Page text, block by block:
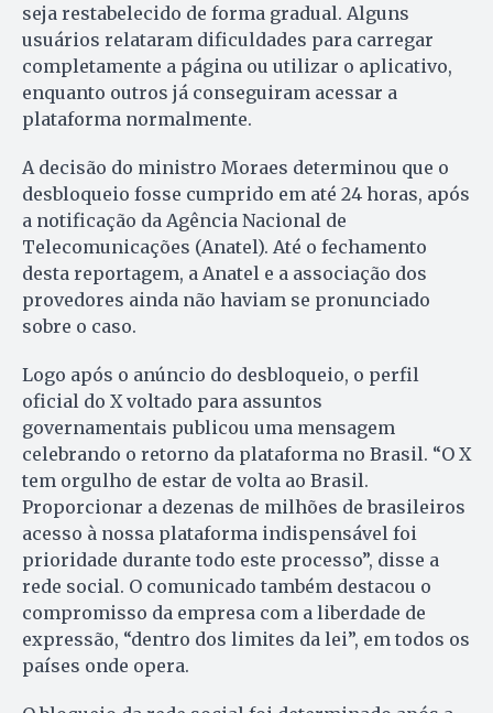
seja restabelecido de forma gradual. Alguns
usuários relataram dificuldades para carregar
completamente a página ou utilizar o aplicativo,
enquanto outros já conseguiram acessar a
plataforma normalmente.
A decisão do ministro Moraes determinou que o
desbloqueio fosse cumprido em até 24 horas, após
a notificação da Agência Nacional de
Telecomunicações (Anatel). Até o fechamento
desta reportagem, a Anatel e a associação dos
provedores ainda não haviam se pronunciado
sobre o caso.
Logo após o anúncio do desbloqueio, o perfil
oficial do X voltado para assuntos
governamentais publicou uma mensagem
celebrando o retorno da plataforma no Brasil. “O X
tem orgulho de estar de volta ao Brasil.
Proporcionar a dezenas de milhões de brasileiros
acesso à nossa plataforma indispensável foi
prioridade durante todo este processo”, disse a
rede social. O comunicado também destacou o
compromisso da empresa com a liberdade de
expressão, “dentro dos limites da lei”, em todos os
países onde opera.